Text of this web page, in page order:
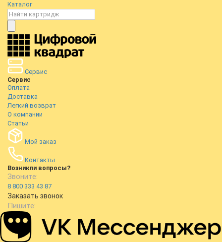
Каталог
Сервис
Сервис
Оплата
Доставка
Легкий возврат
О компании
Статьи
Мой заказ
Контакты
Возникли вопросы?
Звоните:
8 800 333 43 87
Заказать звонок
Пишите: